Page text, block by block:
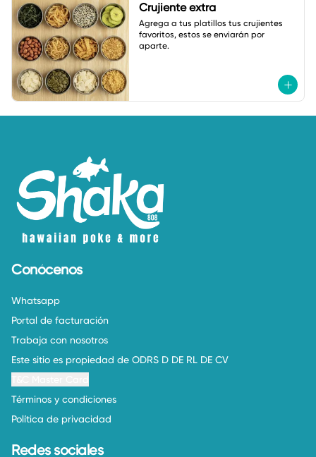
Crujiente extra
Agrega a tus platillos tus crujientes
favoritos, estos se enviarán por
aparte.
Conócenos
Whatsapp
Portal de facturación
Trabaja con nosotros
Este sitio es propiedad de ODRS D DE RL DE CV
Términos y condiciones
Política de privacidad
Redes sociales